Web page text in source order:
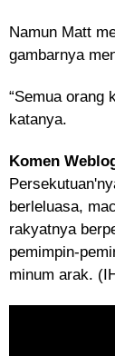
Namun Matt
gambarnya
“Semua orang
katanya.
Komen
berleluasa,
rakyatnya
pemimpin-
minum arak.